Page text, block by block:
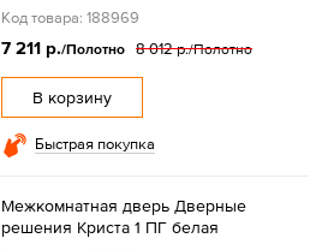
Код товара: 188969
7 211 р./Полотно 8 012 р./Полотно
В корзину
Быстрая покупка
Межкомнатная дверь Дверные
решения Криста 1 ПГ белая